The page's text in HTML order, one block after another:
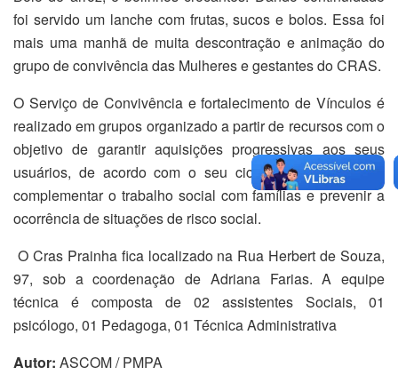
foi servido um lanche com frutas, sucos e bolos. Essa foi
mais uma manhã de muita descontração e animação do
grupo de convivência das Mulheres e gestantes do CRAS.
O Serviço de Convivência e fortalecimento de Vínculos é
realizado em grupos organizado a partir de recursos com o
objetivo de garantir aquisições progressivas aos seus
usuários, de acordo com o seu ciclo de vida,a fim de
complementar o trabalho social com famílias e prevenir a
ocorrência de situações de risco social.
O Cras Prainha fica localizado na Rua Herbert de Souza,
97, sob a coordenação de Adriana Farias. A equipe
técnica é composta de 02 assistentes Sociais, 01
psicólogo, 01 Pedagoga, 01 Técnica Administrativa
Autor: ASCOM / PMPA